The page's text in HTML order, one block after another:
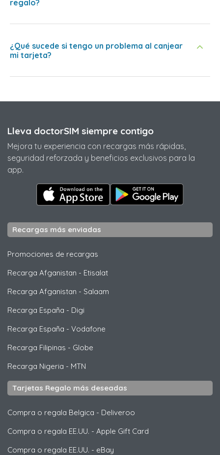
regalo?
¿Qué sucede si tengo un problema al canjear
mi tarjeta?
Lleva doctorSIM siempre contigo
Mejora tu experiencia con recargas más rápidas,
seguridad reforzada y beneficios exclusivos para la
app.
Recargas más enviadas
Promociones de recargas
Recarga Afganistan - Etisalat
Recarga Afganistan - Salaam
Recarga España - Digi
Recarga España - Vodafone
Recarga Filipinas - Globe
Recarga Nigeria - MTN
Tarjetas Regalo más deseadas
Compra o regala Belgica - Deliveroo
Compra o regala EE.UU. - Apple Gift Card
Compra o regala EE.UU. - eBay